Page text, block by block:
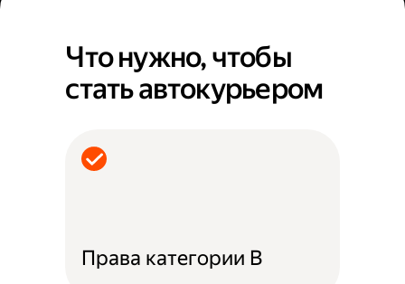
Что нужно, чтобы
стать автокурьером
Права категории B